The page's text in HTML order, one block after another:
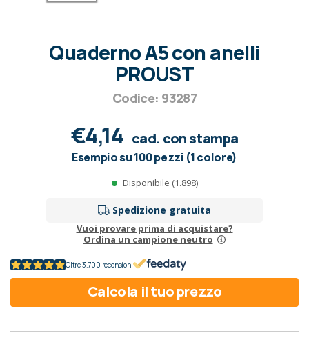
Quaderno A5 con anelli
PROUST
Codice: 93287
€4,14 cad. con stampa
Esempio su 100 pezzi (1 colore)
Disponibile (1.898)
Spedizione gratuita
Vuoi provare prima di acquistare?
Ordina un campione neutro
Oltre 3.700 recensioni
Calcola il tuo prezzo